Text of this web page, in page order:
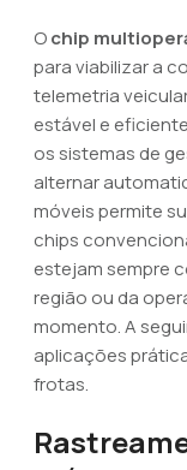
Ochip
para viabilizar a
telemetria
estável e
os sistemas de
alternar
móveis permite
chips
estejam sempre
região ou da
momento. A
aplicações
frotas.